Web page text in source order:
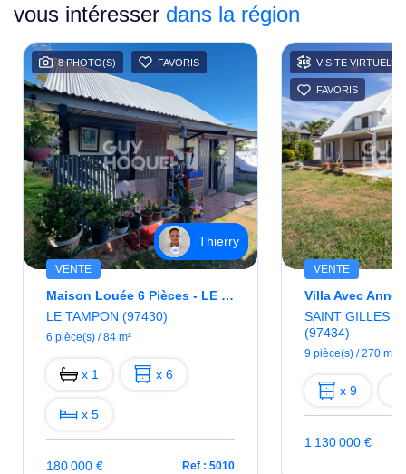
vous intéresser dans la région
8 PHOTO(S) FAVORIS
Thierry
VENTE
Maison Louée 6 Pièces - LE TAMPON 12ème
LE TAMPON (97430)
6 pièce(s) / 84 m²
x 1 x 6
x 5
180 000 € Ref : 5010
VISITE VIRTUELLE
FAVORIS
VENTE
SAINT GILLES
(97434)
9 pièce(s) / 270 m²
x 9
1 130 000 €